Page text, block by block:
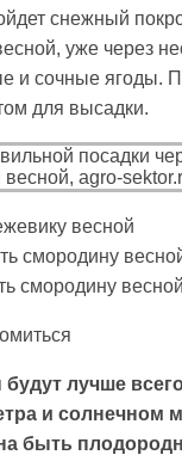
снежный
уже через
и сочные ягоды.
для высадки.
весной
смородину
смородину весной
лучше
и солнечном
быть